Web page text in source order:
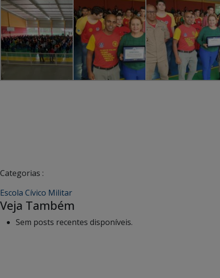
Categorias :
Escola Cívico Militar
Veja Também
Sem posts recentes disponíveis.